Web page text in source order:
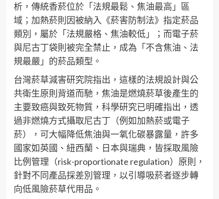
析，傳統香菸位於「法規最鬆、焦油最高」區
域；加熱菸則因被納入《菸害防制法》指定菸品
類別，屬於「法規嚴格、焦油較低」；而電子菸
與尼古丁袋則被完全禁止，成為「不含焦油、法
規最嚴」的菸品類型。
台灣菸草減害研究院指出，這樣的法規設計與公
共衛生原則背道而馳，焦油是燃燒菸草後產生的
主要致癌與致死物質，科學研究已明確指出，透
過非燃燒方式攝取尼古丁（例如加熱菸或電子
菸），可大幅降低焦油與一氧化碳暴露量，許多
國家如英國、紐西蘭、日本與瑞典，皆採取風險
比例管理（risk-proportionate regulation）原則，
針對不同產品採差別管理，以引導吸菸者逐步轉
向低風險菸草代用品。